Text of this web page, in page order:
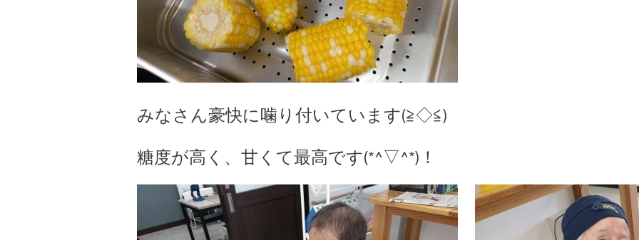
みなさん豪快に噛り付いています(≧◇≦)
糖度が高く、甘くて最高です(*^▽^*)！